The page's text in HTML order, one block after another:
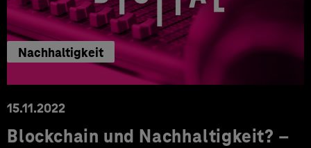
Nachhaltigkeit
15.11.2022
Blockchain und Nachhaltigkeit? –